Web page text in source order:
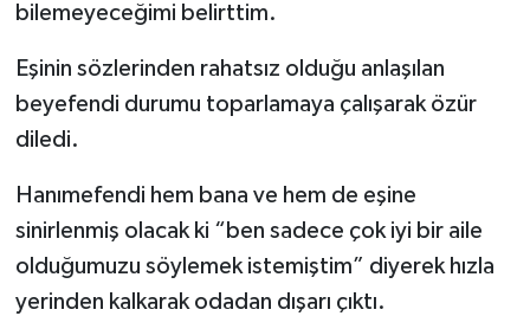
bilemeyeceğimi belirttim.
Eşinin sözlerinden rahatsız olduğu anlaşılan
beyefendi durumu toparlamaya çalışarak özür
diledi.
Hanımefendi hem bana ve hem de eşine
sinirlenmiş olacak ki “ben sadece çok iyi bir aile
olduğumuzu söylemek istemiştim” diyerek hızla
yerinden kalkarak odadan dışarı çıktı.